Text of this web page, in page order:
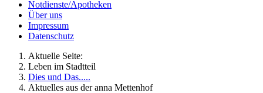
Notdienste/Apotheken
Über uns
Impressum
Datenschutz
Aktuelle Seite:
Leben im Stadtteil
Dies und Das.....
Aktuelles aus der anna Mettenhof